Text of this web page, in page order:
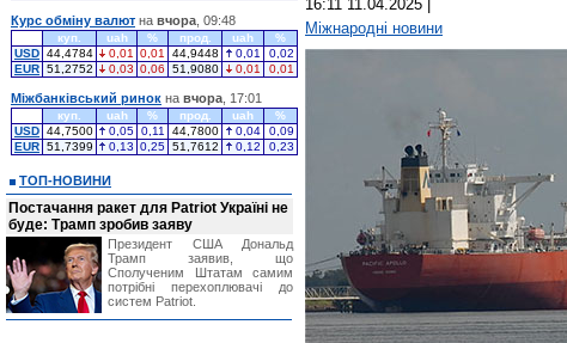
16:11 11.04.2025
Міжнародні новини
Курс обміну валют на вчора , 09:48
куп. uah % прод. uah
%
USD 44,4784 0,01 0,01 44,9448 0,01
0,02
EUR 51,2752 0,03 0,06 51,9080 0,01 0,01
Міжбанківський ринок на вчора , 17:01
куп. uah % прод. uah
%
USD 44,7500 0,05 0,11 44,7800 0,04
0,09
EUR 51,7399 0,13 0,25 51,7612 0,12 0,23
ТОП-НОВИНИ
Постачання ракет для Patriot Україні не
буде: Трамп зробив заяву
Президент США Дональд
Трамп заявив, що
Сполученим Штатам самим
потрібні перехоплювачі до
систем Patriot.